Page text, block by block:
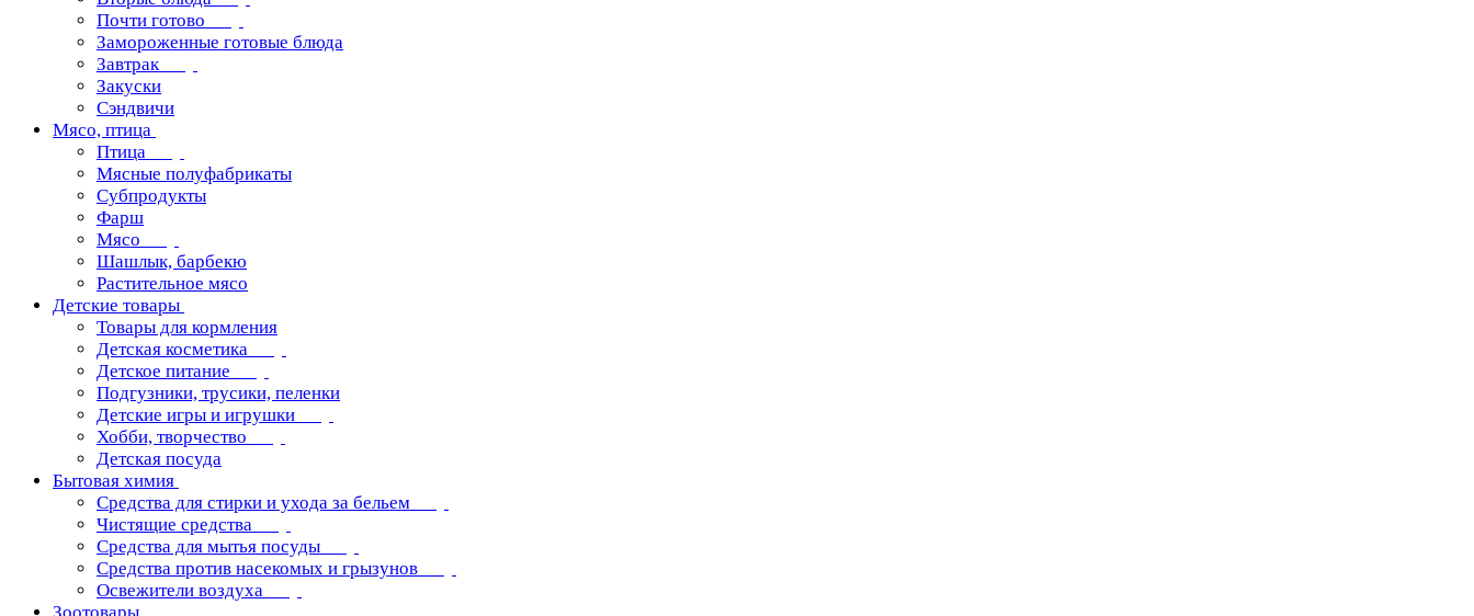
Почти готово
Замороженные готовые блюда
Завтрак
Закуски
Сэндвичи
Мясо, птица
Птица
Мясные полуфабрикаты
Субпродукты
Фарш
Мясо
Шашлык, барбекю
Растительное мясо
Детские товары
Товары для кормления
Детская косметика
Детское питание
Подгузники, трусики, пеленки
Детские игры и игрушки
Хобби, творчество
Детская посуда
Бытовая химия
Средства для стирки и ухода за бельем
Чистящие средства
Средства для мытья посуды
Средства против насекомых и грызунов
Освежители воздуха